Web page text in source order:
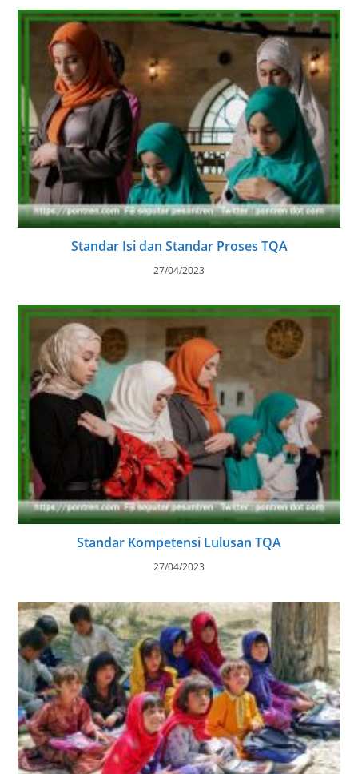
Standar Isi dan Standar Proses TQA
27/04/2023
Standar Kompetensi Lulusan TQA
27/04/2023